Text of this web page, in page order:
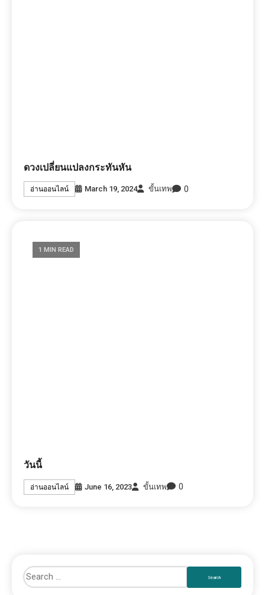
ดวงเปลี่ยนแปลงกระทันหัน
อ่านออนไลน์ March 19, 2024 ขั้นเทพ 0
1 MIN READ
วันนี้
อ่านออนไลน์ June 16, 2023 ขั้นเทพ 0